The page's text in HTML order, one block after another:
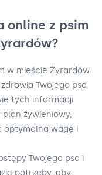
online z psim
w mieście Żyrardów
Twojego psa
tych informacji
żywieniowy,
optymalną wagę i
Twojego psa i